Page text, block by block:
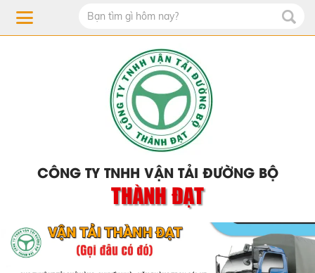
CÔNG TY TNHH VẬN TẢI ĐƯỜNG BỘ
THÀNH ĐẠT